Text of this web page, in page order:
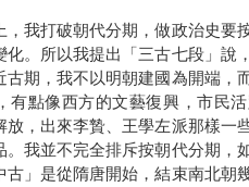
，我打破朝代分期，做政治史要
化。所以我提出「三古七段」說
古期，我不以明朝建國為開端，
有點像西方的文藝復興，市民
放，出來李贄、王學左派那樣一
。我並不完全排斥按朝代分期，
古」是從隋唐開始，結束南北朝